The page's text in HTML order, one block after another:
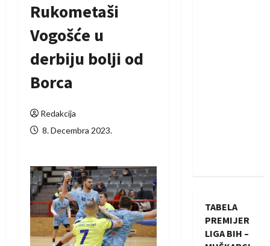
Rukometaši
Vogošće u
derbiju bolji od
Borca
Redakcija
8. Decembra 2023.
TABELA
PREMIJER
LIGA BIH –